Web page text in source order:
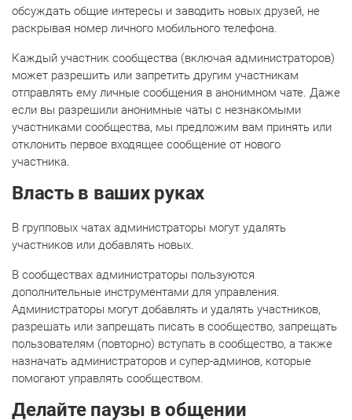
обсуждать общие интересы и заводить новых друзей, не
раскрывая номер личного мобильного телефона.
Каждый участник сообщества (включая администраторов)
может разрешить или запретить другим участникам
отправлять ему личные сообщения в анонимном чате. Даже
если вы разрешили анонимные чаты с незнакомыми
участниками сообщества, мы предложим вам принять или
отклонить первое входящее сообщение от нового
участника.
Власть в ваших руках
В групповых чатах администраторы могут удалять
участников или добавлять новых.
В сообществах администраторы пользуются
дополнительные инструментами для управления.
Администраторы могут добавлять и удалять участников,
разрешать или запрещать писать в сообщество, запрещать
пользователям (повторно) вступать в сообщество, а также
назначать администраторов и супер-админов, которые
помогают управлять сообществом.
Делайте паузы в общении